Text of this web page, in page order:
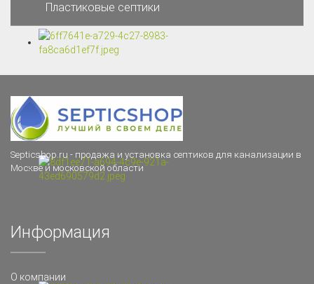
Пластиковые септики
Septicshop.ru - продажа и установка септиков для канализации в
Москве и московской области
Информация
О компании